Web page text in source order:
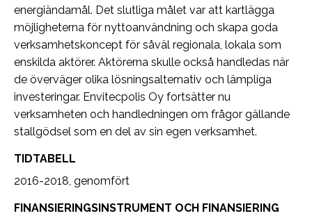
energiändamål. Det slutliga målet var att kartlägga
möjligheterna för nyttoanvändning och skapa goda
verksamhetskoncept för såväl regionala, lokala som
enskilda aktörer. Aktörerna skulle också handledas när
de överväger olika lösningsalternativ och lämpliga
investeringar. Envitecpolis Oy fortsätter nu
verksamheten och handledningen om frågor gällande
stallgödsel som en del av sin egen verksamhet.
TIDTABELL
2016-2018, genomfört
FINANSIERINGSINSTRUMENT OCH FINANSIERING